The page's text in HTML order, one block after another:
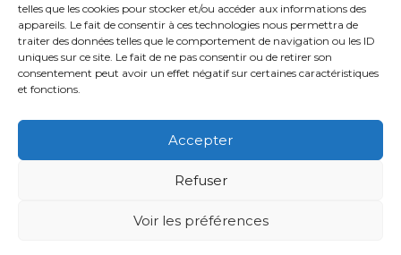
telles que les cookies pour stocker et/ou accéder aux informations des
appareils. Le fait de consentir à ces technologies nous permettra de
traiter des données telles que le comportement de navigation ou les ID
uniques sur ce site. Le fait de ne pas consentir ou de retirer son
consentement peut avoir un effet négatif sur certaines caractéristiques
et fonctions.
Accepter
Refuser
Voir les préférences
Votre CPTS
Professionnels de santé